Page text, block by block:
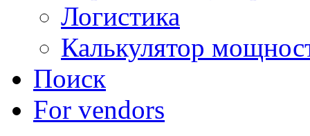
Логистика
Калькулятор
Поиск
For vendors